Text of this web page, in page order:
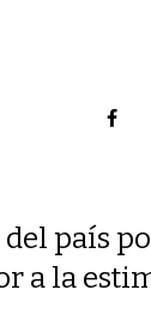
país
a la